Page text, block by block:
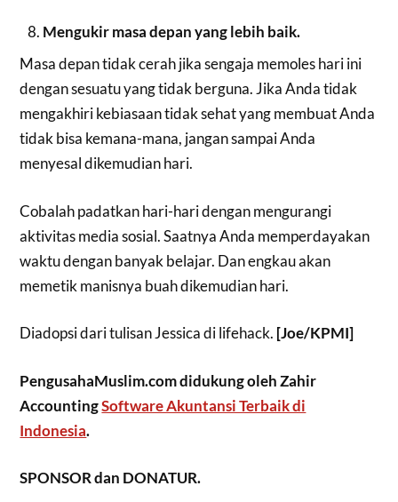
Mengukir masa depan yang lebih baik.
Masa depan tidak cerah jika sengaja memoles hari ini
dengan sesuatu yang tidak berguna. Jika Anda tidak
mengakhiri kebiasaan tidak sehat yang membuat Anda
tidak bisa kemana-mana, jangan sampai Anda
menyesal dikemudian hari.
Cobalah padatkan hari-hari dengan mengurangi
aktivitas media sosial. Saatnya Anda memperdayakan
waktu dengan banyak belajar. Dan engkau akan
memetik manisnya buah dikemudian hari.
Diadopsi dari tulisan Jessica di lifehack. [Joe/KPMI]
PengusahaMuslim.com didukung oleh Zahir
AccountingSoftware Akuntansi Terbaik di
Indonesia.
SPONSOR dan DONATUR.